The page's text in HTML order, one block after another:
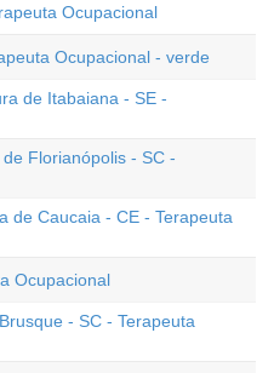
Ocupacional
Ocupacional - verde
de Itabaiana - SE -
Florianópolis - SC -
de Caucaia - CE - Terapeuta
Ocupacional
- SC - Terapeuta